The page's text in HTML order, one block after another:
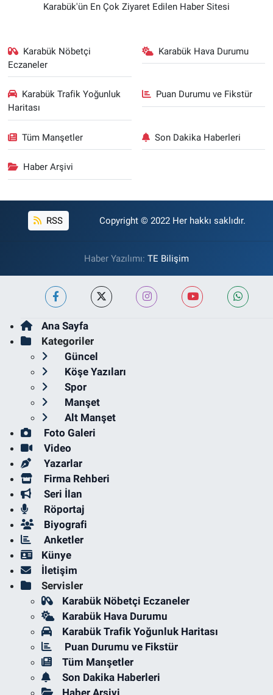
Karabük'ün En Çok Ziyaret Edilen Haber Sitesi
Karabük Nöbetçi
Eczaneler
Karabük Hava Durumu
Karabük Trafik Yoğunluk
Haritası
Puan Durumu ve Fikstür
Tüm Manşetler Son Dakika Haberleri
Haber Arşivi
RSS Copyright © 2022 Her hakkı saklıdır.
Haber Yazılımı: TE Bilişim
Ana Sayfa
Kategoriler
Güncel
Köşe Yazıları
Spor
Manşet
Alt Manşet
Foto Galeri
Video
Yazarlar
Firma Rehberi
Seri İlan
Röportaj
Biyografi
Anketler
Künye
İletişim
Servisler
Karabük Nöbetçi Eczaneler
Karabük Hava Durumu
Karabük Trafik Yoğunluk Haritası
Puan Durumu ve Fikstür
Tüm Manşetler
Son Dakika Haberleri
Haber Arşivi